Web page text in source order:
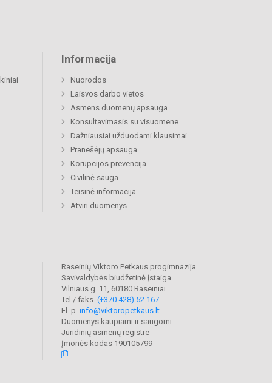
Informacija
Nuorodos
Laisvos darbo vietos
Asmens duomenų apsauga
Konsultavimasis su visuomene
Dažniausiai užduodami klausimai
Pranešėjų apsauga
Korupcijos prevencija
Civilinė sauga
Teisinė informacija
Atviri duomenys
Raseinių Viktoro Petkaus progimnazija
Savivaldybės biudžetinė įstaiga
Vilniaus g. 11, 60180 Raseiniai
Tel./ faks. (+370 428) 52 167
El. p. info@viktoropetkaus.lt
Duomenys kaupiami ir saugomi
Juridinių asmenų registre
Įmonės kodas 190105799